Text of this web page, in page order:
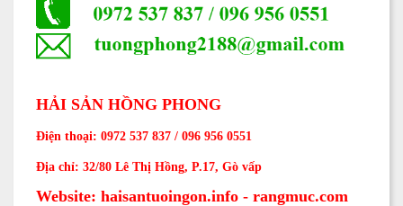
HẢI SẢN HỒNG PHONG
Điện thoại: 0972 537 837 / 096 956 0551
Địa chỉ: 32/80 Lê Thị Hồng, P.17, Gò vấp
Website: haisantuoingon.info - rangmuc.com